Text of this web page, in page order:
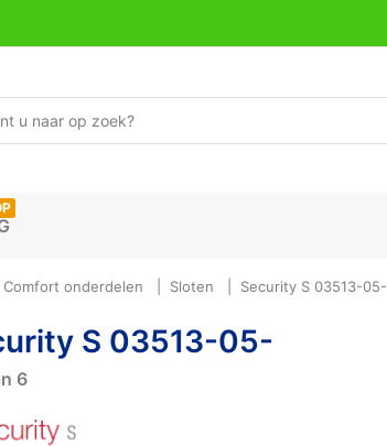
Comfort onderdelen Sloten Security S 03513-05-
S 03513-05-
6